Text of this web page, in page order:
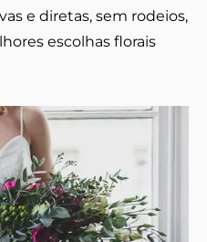
e diretas, sem rodeios,
escolhas florais